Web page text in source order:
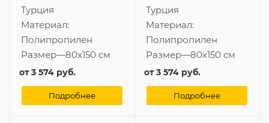
Турция
Материал:
Полипропилен
Размер—80x150 см
от3 574 руб.
Подробнее
Турция
Материал:
Полипропилен
Размер—80x150 см
от3 574 руб.
Подробнее